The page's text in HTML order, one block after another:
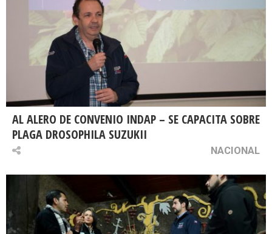
AL ALERO DE CONVENIO INDAP – SE CAPACITA SOBRE
PLAGA DROSOPHILA SUZUKII
NACIONAL